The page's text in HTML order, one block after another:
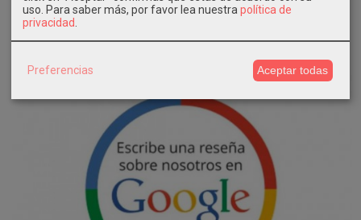
uso. Para saber más, por favor lea nuestra política de
privacidad
Preferencias Aceptar todas